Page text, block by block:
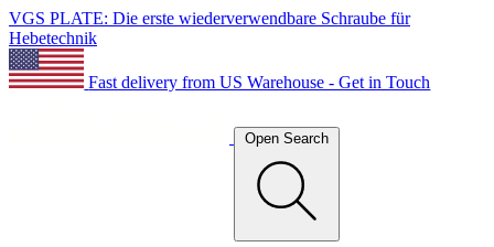
VGS PLATE: Die erste wiederverwendbare Schraube für
Hebetechnik
Fast delivery from US Warehouse - Get in Touch
Open Search